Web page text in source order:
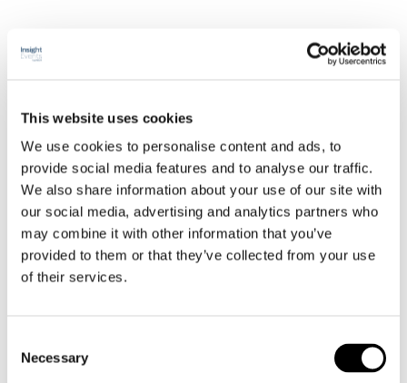
This website uses cookies
We use cookies to personalise content and ads, to
provide social media features and to analyse our traffic.
We also share information about your use of our site with
our social media, advertising and analytics partners who
may combine it with other information that you’ve
provided to them or that they’ve collected from your use
of their services.
Selection
Necessary
Call for Speakers –